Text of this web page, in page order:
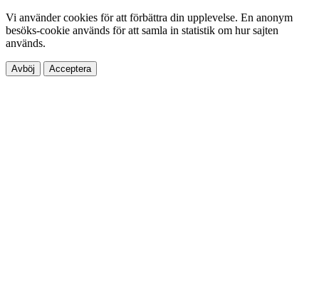
Vi använder cookies för att förbättra din upplevelse. En anonym
besöks-cookie används för att samla in statistik om hur sajten
används.
Avböj Acceptera